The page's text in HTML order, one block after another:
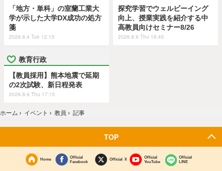
「地方・単科」の室蘭工業大
学が示した大学DX成功の処方
箋
2026.8.4 Tue 12:15
探究学習でウェルビーイング
向上、授業実践を紹介する中
高教員向けセミナー8/26
2026.8.6 Thu 18:45
教育行政
【教員採用】熊本地震で延期
の2次試験、新日程発表
2026.8.6 Thu 17:15
ホーム › イベント › 教員 › 記事
TOP
Home
Official
Facebook
Official X
Official
YouTube
Official
LINE